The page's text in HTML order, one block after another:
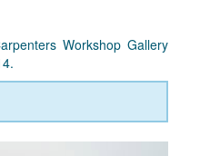
Workshop Gallery